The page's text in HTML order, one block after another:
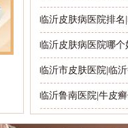
临沂皮肤病医院排
临沂皮肤病医院哪
临沂市皮肤医院|临
临沂鲁南医院|牛皮